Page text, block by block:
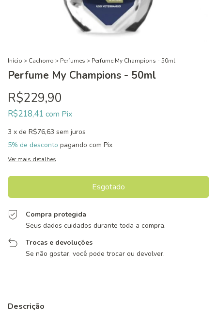
Início > Cachorro > Perfumes > Perfume My Champions - 50ml
Perfume My Champions - 50ml
R$229,90
R$218,41 com Pix
3 x de R$76,63 sem juros
5% de desconto pagando com Pix
Ver mais detalhes
Compra protegida
Seus dados cuidados durante toda a compra.
Trocas e devoluções
Se não gostar, você pode trocar ou devolver.
Descrição